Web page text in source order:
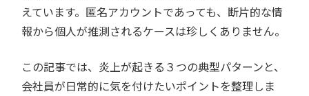
えています。匿名アカウントであっても、断片的な情
報から個人が推測されるケースは珍しくありません。
この記事では、炎上が起きる３つの典型パターンと、
会社員が日常的に気を付けたいポイントを整理しま